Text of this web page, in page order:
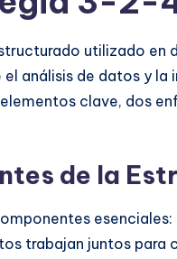
utilizado en
análisis de datos y
clave, dos
de la
trabajan juntos para